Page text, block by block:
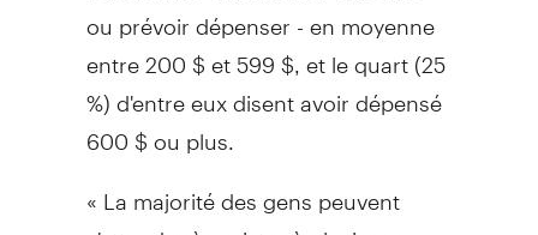
ou prévoir dépenser - en moyenne
entre 200 $ et 599 $, et le quart (25
%) d'entre eux disent avoir dépensé
600 $ ou plus.
« La majorité des gens peuvent